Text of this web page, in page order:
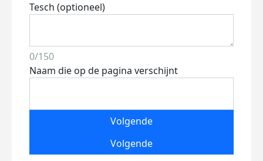
Tesch (optioneel)
0/150
Naam die op de pagina verschijnt
Volgende
Volgende